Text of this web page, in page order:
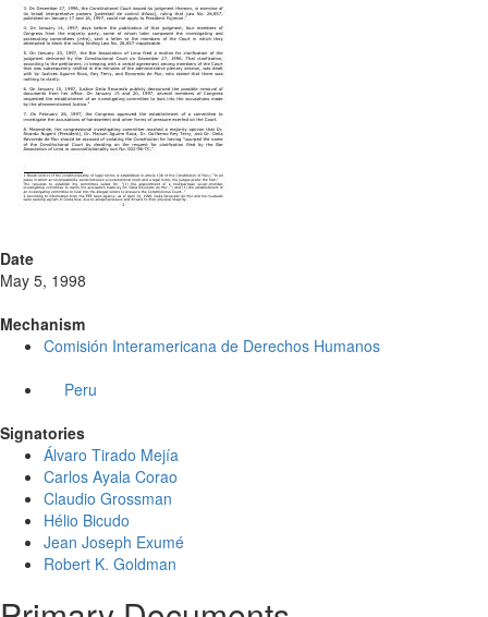
Date
May 5, 1998
Mechanism
Comisión Interamericana de Derechos Humanos
Peru
Signatories
Álvaro Tirado Mejía
Carlos Ayala Corao
Claudio Grossman
Hélio Bicudo
Jean Joseph Exumé
Robert K. Goldman